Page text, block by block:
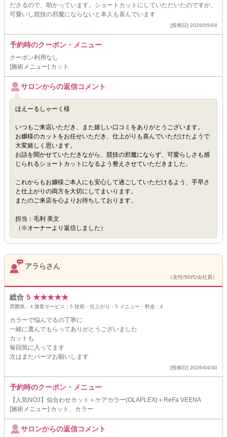
ださるので、助かっています。ショートカットにしていただいたのですが、
可愛いし競技の邪魔にならないと本人も喜んでいます
[投稿日] 2026/05/04
予約時のクーポン・メニュー
クーポン利用なし
[施術メニュー] カット
サロンからの返信コメント
ほえーるしゃーく様
いつもご来店いただき、また嬉しい口コミをありがとうございます。
お嬢様のカットをお任せいただき、仕上がりも喜んでいただけたようで
大変嬉しく思います。
お話を聞かせていただきながら、競技の邪魔にならず、可愛らしさも感
じられるショートカットになるよう整えさせていただきました。
これからもお嬢様ご本人にも安心して過ごしていただけるよう、手早さ
と仕上がりの両方を大切にしてまいります。
またのご来店を心よりお待ちしております。
担当：毛利 美文
（※オーナーより返信しました）
アラらさん
（女性/50代/会社員）
総合 5 ★★★★★
雰囲気： 4 接客サービス： 5 技術・仕上がり： 5 メニュー・料金： 4
カラーで悩んでるの丁寧に
一緒に選んでもらってありがとうございました
カットも
毎回気に入ってます
次はまたパーマお願いします
[投稿日] 2026/04/30
予約時のクーポン・メニュー
【人気NO3】似合わせカット＋ケアカラー(OLAPLEX)＋ReFa VEENA
[施術メニュー] カット、カラー
サロンからの返信コメント